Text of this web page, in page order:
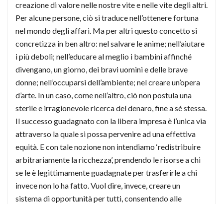
creazione di valore nelle nostre vite e nelle vite degli altri.
Per alcune persone, ciò si traduce nell’ottenere fortuna
nel mondo degli affari. Ma per altri questo concetto si
concretizza in ben altro: nel salvare le anime; nell’aiutare
i più deboli; nell’educare al meglio i bambini affinché
divengano, un giorno, dei bravi uomini e delle brave
donne; nell’occuparsi dell’ambiente; nel creare un’opera
d’arte. In un caso, come nell’altro, ciò non postula una
sterile e irragionevole ricerca del denaro, fine a sé stessa.
Il successo guadagnato con la libera impresa è l’unica via
attraverso la quale si possa pervenire ad una effettiva
equità. E con tale nozione non intendiamo ‘redistribuire
arbitrariamente la ricchezza’, prendendo le risorse a chi
se le è legittimamente guadagnate per trasferirle a chi
invece non lo ha fatto. Vuol dire, invece, creare un
sistema di opportunità per tutti, consentendo alle